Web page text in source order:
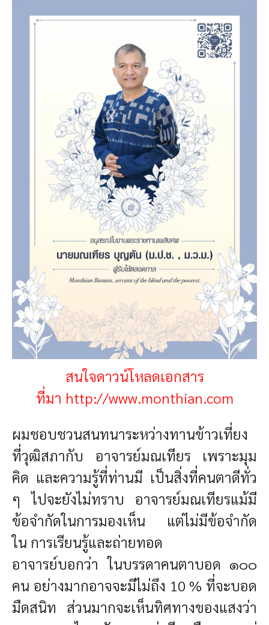
สนใจดาวน์โหลดเอกสาร
ที่มา http://www.monthian.com
ผมชอบชวนสนทนาระหว่างทานข้าวเที่ยง
ที่วุฒิสภากับ อาจารย์มณเทียร เพราะมุม
คิด และความรู้ที่ท่านมี เป็นสิ่งที่คนตาดีทั่ว
ๆ ไปจะยังไม่ทราบ อาจารย์มณเทียรแม้มี
ข้อจำกัดในการมองเห็น แต่ไม่มีข้อจำกัด
ใน การเรียนรู้และถ่ายทอด
อาจารย์บอกว่า ในบรรดาคนตาบอด ๑๐๐
คน อย่างมากอาจจะมีไม่ถึง 10 % ที่จะบอด
มืดสนิท ส่วนมากจะเห็นทิศทางของแสงว่า